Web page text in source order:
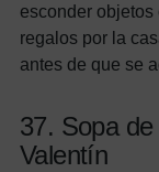
esconder
regalos por la
antes de que se
37. Sopa
Valentín